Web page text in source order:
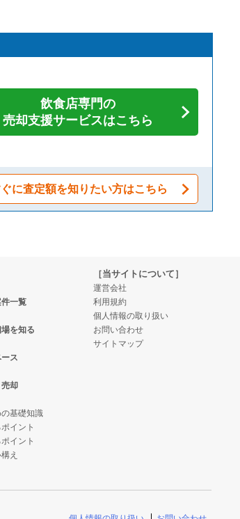
飲食店専門の
売却支援サービスはこちら
に査定額を知りたい方はこちら
一覧
を知る
ス
却
基礎知識
イント
イント
え
［当サイトについて］
運営会社
利用規約
個人情報の取り扱い
お問い合わせ
サイトマップ